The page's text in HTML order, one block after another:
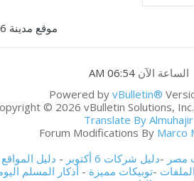
موقع مدينة 6 أكتوبر
الساعة الآن06:54 AM
Powered by vBulletin®
© 2026 vBulletin Solutions,
Translate By Almuhajir
Forum Modifications By Marco
مصر -دليل شركات 6 أكتوبر - دليل المواقع
-توبيكات مميزة - أذكار المسلم